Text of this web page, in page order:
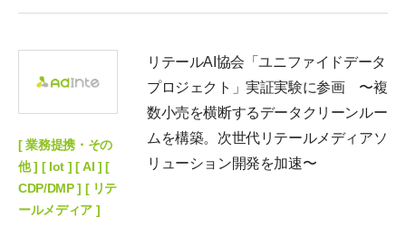
[ 業務提携・その
他 ] [ Iot ] [ AI ] [
CDP/DMP ] [ リテ
ールメディア ]
リテールAI協会「ユニファイドデータ
プロジェクト」実証実験に参画 〜複
数小売を横断するデータクリーンルー
ムを構築。次世代リテールメディアソ
リューション開発を加速〜